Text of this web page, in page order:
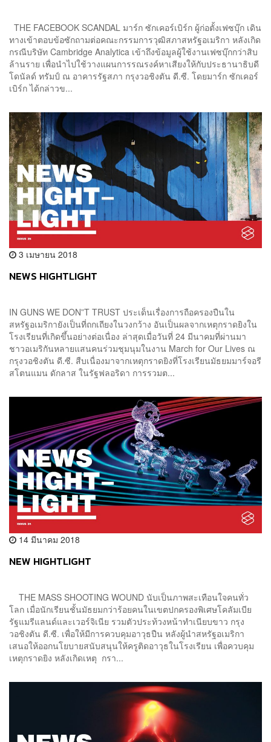
THE FACEBOOK SCANDAL มาร์ก ซักเคอร์เบิร์ก ผู้ก่อตั้งเฟซบุ๊ก เดิน
ทางเข้าตอบข้อซักถามต่อคณะกรรมการวุฒิสภาสหรัฐอเมริกา หลังเกิด
กรณีบริษัท Cambridge Analytica เข้าถึงข้อมูลผู้ใช้งานเฟซบุ๊กกว่าสิบ
ล้านราย เพื่อนำไปใช้วางแผนการรณรงค์หาเสียงให้กับประธานาธิบดี
โดนัลด์ ทรัมป์ ณ อาคารรัฐสภา กรุงวอชิงตัน ดี.ซี. โดยมาร์ก ซักเคอร์
เบิร์ก ได้กล่าวข...
3 เมษายน 2018
NEWS HIGHTLIGHT
IN GUNS WE DON”T TRUST ประเด็นเรื่องการถือครองปืนใน
สหรัฐอเมริกายังเป็นที่ถกเถียงในวงกว้าง อันเป็นผลจากเหตุกราดยิงใน
โรงเรียนที่เกิดขึ้นอย่างต่อเนื่อง ล่าสุดเมื่อวันที่ 24 มีนาคมที่ผ่านมา
ชาวอเมริกันหลายแสนคนร่วมชุมนุมในงาน March for Our Lives ณ
กรุงวอชิงตัน ดี.ซี. สืบเนื่องมาจากเหตุกราดยิงที่โรงเรียนมัธยมมาร์จอรี
สโตนแมน ดักลาส ในรัฐฟลอริดา การรวมต...
14 มีนาคม 2018
NEW HIGHTLIGHT
THE MASS SHOOTING WOUND นับเป็นภาพสะเทือนใจคนทั่ว
โลก เมื่อนักเรียนชั้นมัธยมกว่าร้อยคนในเขตปกครองพิเศษโคลัมเบีย
รัฐแมรีแลนด์และเวอร์จิเนีย รวมตัวประท้วงหน้าทำเนียบขาว กรุง
วอชิงตัน ดี.ซี. เพื่อให้มีการควบคุมอาวุธปืน หลังผู้นำสหรัฐอเมริกา
เสนอให้ออกนโยบายสนับสนุนให้ครูติดอาวุธในโรงเรียน เพื่อควบคุม
เหตุกราดยิง หลังเกิดเหตุ กรา...